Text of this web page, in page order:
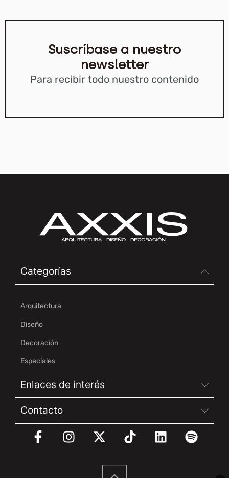
Suscríbase a nuestro
newsletter
Para recibir todo nuestro contenido
Categorías
Arquitectura
Diseño
Decoración
Especiales
Enlaces de interés
Contacto